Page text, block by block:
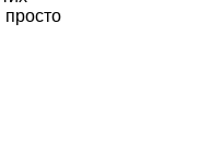
просто